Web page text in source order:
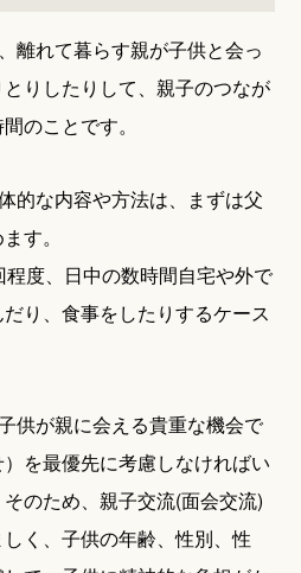
離れて暮らす親が子供と会っ
りしたりして、親子のつなが
のことです。
的な内容や方法は、まずは父
す。
度、日中の数時間自宅や外で
り、食事をしたりするケース
供が親に会える貴重な機会で
を最優先に考慮しなければい
のため、親子交流(面会交流)
く、子供の年齢、性別、性